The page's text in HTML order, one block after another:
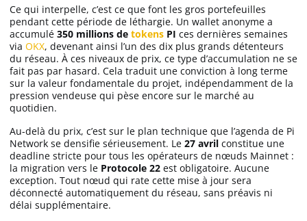
Ce qui interpelle, c’est ce que font les gros portefeuilles
pendant cette période de léthargie. Un wallet anonyme a
accumulé 350 millions de tokens PI ces dernières semaines
via OKX, devenant ainsi l’un des dix plus grands détenteurs
du réseau. À ces niveaux de prix, ce type d’accumulation ne se
fait pas par hasard. Cela traduit une conviction à long terme
sur la valeur fondamentale du projet, indépendamment de la
pression vendeuse qui pèse encore sur le marché au
quotidien.
Au-delà du prix, c’est sur le plan technique que l’agenda de Pi
Network se densifie sérieusement. Le 27 avril constitue une
deadline stricte pour tous les opérateurs de nœuds Mainnet :
la migration vers le Protocole 22 est obligatoire. Aucune
exception. Tout nœud qui rate cette mise à jour sera
déconnecté automatiquement du réseau, sans préavis ni
délai supplémentaire.